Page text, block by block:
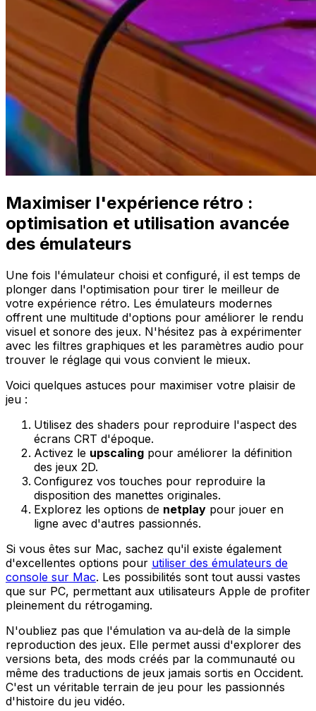
Maximiser l'expérience rétro :
optimisation et utilisation avancée
des émulateurs
Une fois l'émulateur choisi et configuré, il est temps de
plonger dans l'optimisation pour tirer le meilleur de
votre expérience rétro. Les émulateurs modernes
offrent une multitude d'options pour améliorer le rendu
visuel et sonore des jeux. N'hésitez pas à expérimenter
avec les filtres graphiques et les paramètres audio pour
trouver le réglage qui vous convient le mieux.
Voici quelques astuces pour maximiser votre plaisir de
jeu :
Utilisez des shaders pour reproduire l'aspect des
écrans CRT d'époque.
Activez le upscaling pour améliorer la définition
des jeux 2D.
Configurez vos touches pour reproduire la
disposition des manettes originales.
Explorez les options de netplay pour jouer en
ligne avec d'autres passionnés.
Si vous êtes sur Mac, sachez qu'il existe également
d'excellentes options pour utiliser des émulateurs de
console sur Mac. Les possibilités sont tout aussi vastes
que sur PC, permettant aux utilisateurs Apple de profiter
pleinement du rétrogaming.
N'oubliez pas que l'émulation va au-delà de la simple
reproduction des jeux. Elle permet aussi d'explorer des
versions beta, des mods créés par la communauté ou
même des traductions de jeux jamais sortis en Occident.
C'est un véritable terrain de jeu pour les passionnés
d'histoire du jeu vidéo.